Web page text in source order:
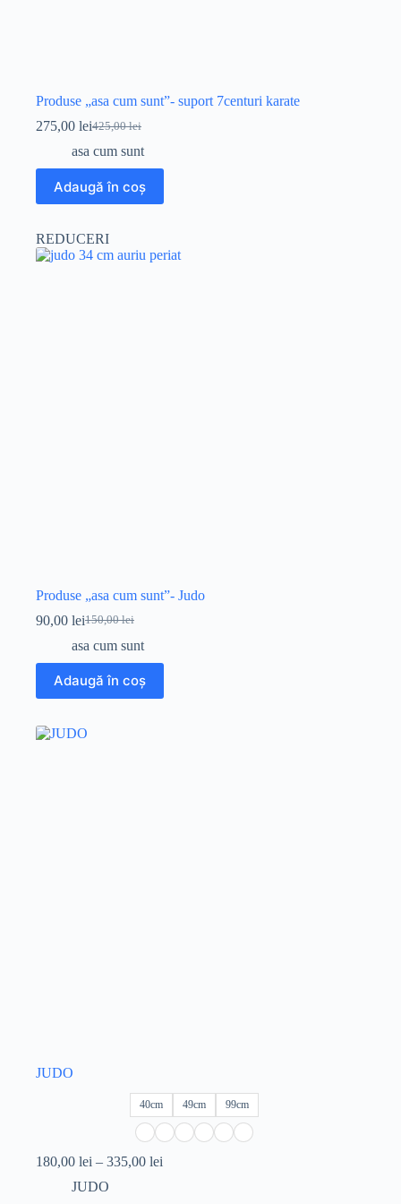
Produse „asa cum sunt”- suport 7centuri karate
425,00lei
Prețul
inițial
a
fost:
425,00 lei.
275,00 leiPrețul
curent
este:
275,00 lei.
asa cum sunt
Adaugă în coș
REDUCERI
Produse „asa cum sunt”- Judo
150,00lei
Prețul
inițial
fost:
150,00 lei.
90,00 leiPrețul
curent
90,00 lei.
asa cum sunt
Adaugă în coș
JUDO
40cm 49cm 99cm
180,00 lei – 335,00 lei
JUDO